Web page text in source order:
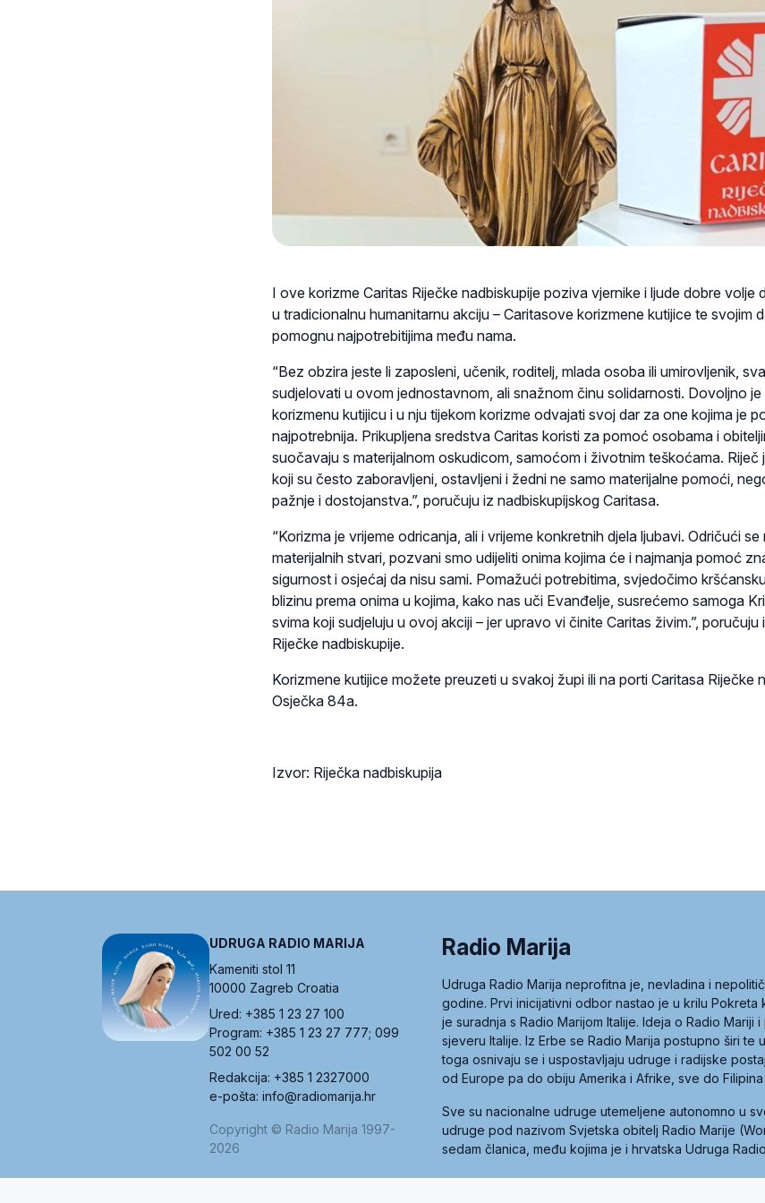
I ove korizme Caritas Riječke nadbiskupije poziva vjernike i ljude dobre volje
u tradicionalnu humanitarnu akciju – Caritasove korizmene kutijice te svojim
pomognu najpotrebitijima među nama.
“Bez obzira jeste li zaposleni, učenik, roditelj, mlada osoba ili umirovljenik,
sudjelovati u ovom jednostavnom, ali snažnom činu solidarnosti. Dovoljno
korizmenu kutijicu i u nju tijekom korizme odvajati svoj dar za one kojima je
najpotrebnija. Prikupljena sredstva Caritas koristi za pomoć osobama i
suočavaju s materijalnom oskudicom, samoćom i životnim teškoćama. Riječ
koji su često zaboravljeni, ostavljeni i žedni ne samo materijalne pomoći,
pažnje i dostojanstva.”, poručuju iz nadbiskupijskog Caritasa.
“Korizma je vrijeme odricanja, ali i vrijeme konkretnih djela ljubavi. Odričući
materijalnih stvari, pozvani smo udijeliti onima kojima će i najmanja pomoć
sigurnost i osjećaj da nisu sami. Pomažući potrebitima, svjedočimo
blizinu prema onima u kojima, kako nas uči Evanđelje, susrećemo samoga
svima koji sudjeluju u ovoj akciji – jer upravo vi činite Caritas živim.”, poručuju
Riječke nadbiskupije.
Korizmene kutijice možete preuzeti u svakoj župi ili na porti Caritasa Riječke
Osječka 84a.
Izvor: Riječka nadbiskupija
UDRUGA RADIO MARIJA
Kameniti stol 11
10000 Zagreb Croatia
Ured: +385 1 23 27 100
Program: +385 1 23 27 777; 099
502 00 52
Redakcija: +385 1 2327000
e-pošta: info@radiomarija.hr
Copyright © Radio Marija 1997-
2026
Radio Marija
Udruga Radio Marija neprofitna je, nevladina i
godine. Prvi inicijativni odbor nastao je u krilu
je suradnja s Radio Marijom Italije. Ideja o Radio
sjeveru Italije. Iz Erbe se Radio Marija postupno širi
toga osnivaju se i uspostavljaju udruge i radijske
od Europe pa do obiju Amerika i Afrike, sve do
Sve su nacionalne udruge utemeljene autonomno u
udruge pod nazivom Svjetska obitelj Radio Marije
sedam članica, među kojima je i hrvatska Udruga